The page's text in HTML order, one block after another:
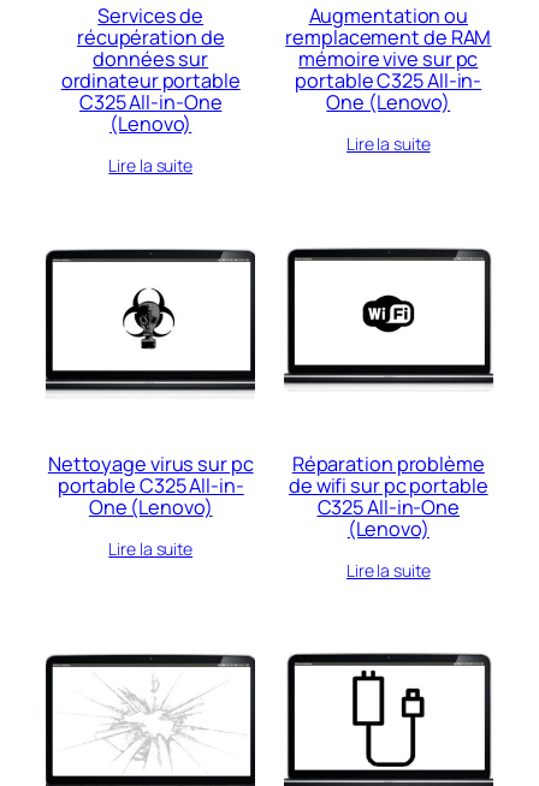
Services de
récupération de
données sur
ordinateur portable
C325 All-in-One
(Lenovo)
Lire la suite
Augmentation ou
remplacement de RAM
mémoire vive sur pc
portable C325 All-in-
One (Lenovo)
Lire la suite
Nettoyage virus sur pc
portable C325 All-in-
One (Lenovo)
Lire la suite
Réparation problème
de wifi sur pc portable
C325 All-in-One
(Lenovo)
Lire la suite